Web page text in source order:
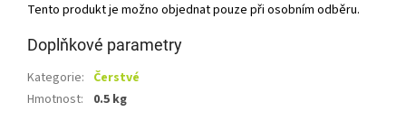
Tento produkt je možno objednat pouze při osobním odběru.
Doplňkové parametry
Kategorie: Čerstvé
Hmotnost: 0.5 kg